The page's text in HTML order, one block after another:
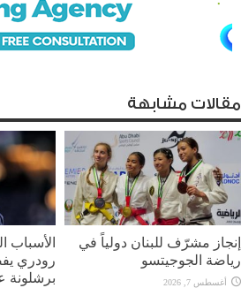
مقالات مشابهة
إنجاز مشرّف للبنان دولياً في
رياضة الجوجيتسو
أغسطس 7, 2026
الأسباب
رودري
برشلونة